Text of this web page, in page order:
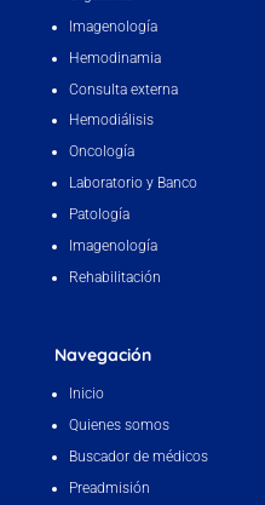
Imagenología
Hemodinamia
Consulta externa
Hemodiálisis
Oncología
Laboratorio y Banco
Patología
Imagenología
Rehabilitación
Navegación
Inicio
Quienes somos
Buscador de médicos
Preadmisión